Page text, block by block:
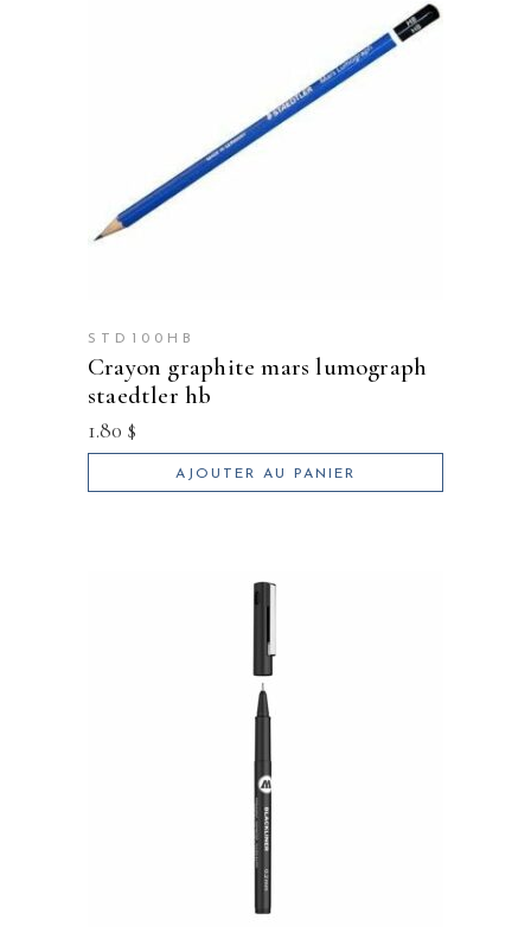
STD100HB
crayon graphite mars lumograph
staedtler hb
1.80 $
AJOUTER AU PANIER